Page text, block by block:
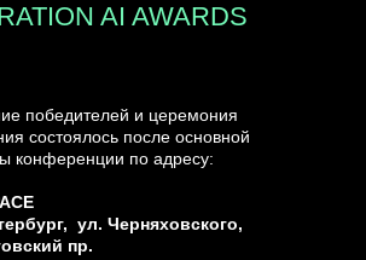
победителей и церемония
состоялось после основной
конференции по адресу:
ул. Черняховского,
пр.
AI AWARDS
ИНФОПАРТНЕР